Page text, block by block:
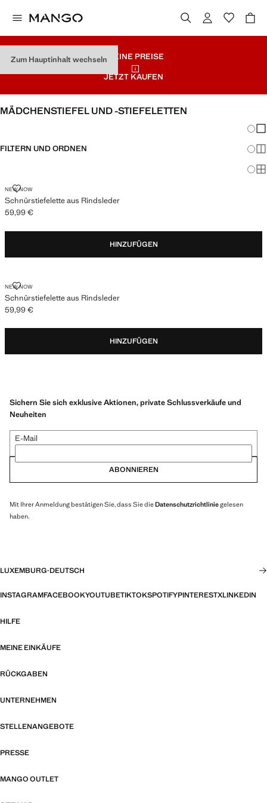
Zum Hauptinhalt wechselnKLEINE PREISE
JETZT KAUFEN
MÄDCHENSTIEFEL UND -STIEFELETTEN
FILTERN UND ORDNEN
NEW NOW
Schnürstiefelette aus Rindsleder
SCHNÜRSTIEFELETTE AUS RINDSLEDER
Aktueller Preis [59,99 € ]
59,99 €
HINZUFÜGEN
NEW NOW
Schnürstiefelette aus Rindsleder
SCHNÜRSTIEFELETTE AUS RINDSLEDER
Aktueller Preis [59,99 € ]
59,99 €
HINZUFÜGEN
Sichern Sie sich exklusive Aktionen, private Schlussverkäufe und
Neuheiten
E-Mail
ABONNIEREN
Mit Ihrer Anmeldung bestätigen Sie, dass Sie dieDatenschutzrichtliniegelesen
haben.
LUXEMBURG·DEUTSCH
INSTAGRAMFACEBOOKYOUTUBETIKTOKSPOTIFYPINTERESTXLINKEDIN
HILFE
MEINE EINKÄUFE
RÜCKGABEN
UNTERNEHMEN
STELLENANGEBOTE
PRESSE
MANGO OUTLET